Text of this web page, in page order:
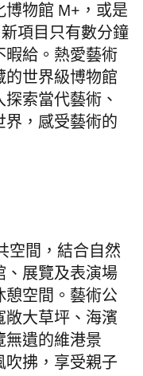
博物館 M+，或是
項目只有數分鐘
暇給。熱愛藝術
的世界級博物館
索當代藝術、
界，感受藝術的
空間，結合自然
、展覽及表演場
憩空間。藝術公
敞大草坪、海濱
無遺的維港景
吹拂，享受親子